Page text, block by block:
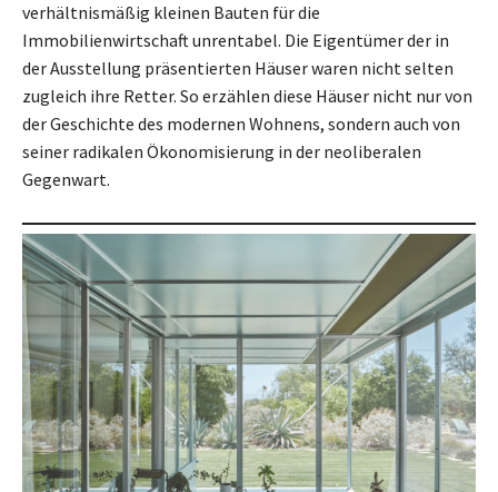
verhältnismäßig kleinen Bauten für die
Immobilienwirtschaft unrentabel. Die Eigentümer der in
der Ausstellung präsentierten Häuser waren nicht selten
zugleich ihre Retter. So erzählen diese Häuser nicht nur von
der Geschichte des modernen Wohnens, sondern auch von
seiner radikalen Ökonomisierung in der neoliberalen
Gegenwart.